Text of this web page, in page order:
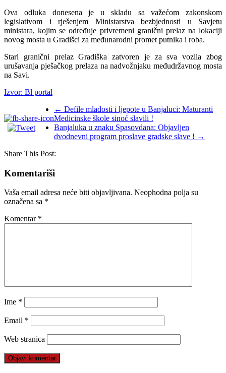
Ova odluka donesena je u skladu sa važećom zakonskom
legislativom i rješenjem Ministarstva bezbjednosti u Savjetu
ministara, kojim se određuje privremeni granični prelaz na lokaciji
novog mosta u Gradišci za međunarodni promet putnika i roba.
Stari granični prelaz Gradiška zatvoren je za sva vozila zbog
urušavanja pješačkog prelaza na nadvožnjaku međudržavnog mosta
na Savi.
Izvor: Bl portal
← Defile mladosti i ljepote u Banjaluci: Maturanti
Medicinske škole sinoć slavili !
Banjaluka u znaku Spasovdana: Objavljen
dvodnevni program proslave gradske slave ! →
Share This Post:
Komentariši
Vaša email adresa neće biti objavljivana. Neophodna polja su
označena sa *
Komentar *
Ime *
Email *
Web stranica